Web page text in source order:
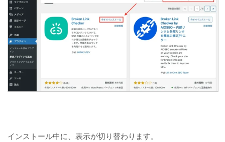
インストール中に、表示が切り替わります。